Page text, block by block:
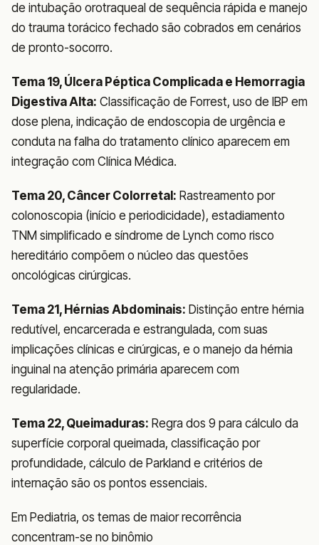
de intubação orotraqueal de sequência rápida e manejo
do trauma torácico fechado são cobrados em cenários
de pronto-socorro.
Tema 19, Úlcera Péptica Complicada e Hemorragia
Digestiva Alta: Classificação de Forrest, uso de IBP em
dose plena, indicação de endoscopia de urgência e
conduta na falha do tratamento clínico aparecem em
integração com Clínica Médica.
Tema 20, Câncer Colorretal: Rastreamento por
colonoscopia (início e periodicidade), estadiamento
TNM simplificado e síndrome de Lynch como risco
hereditário compõem o núcleo das questões
oncológicas cirúrgicas.
Tema 21, Hérnias Abdominais: Distinção entre hérnia
redutível, encarcerada e estrangulada, com suas
implicações clínicas e cirúrgicas, e o manejo da hérnia
inguinal na atenção primária aparecem com
regularidade.
Tema 22, Queimaduras: Regra dos 9 para cálculo da
superfície corporal queimada, classificação por
profundidade, cálculo de Parkland e critérios de
internação são os pontos essenciais.
Em Pediatria, os temas de maior recorrência
concentram-se no binômio